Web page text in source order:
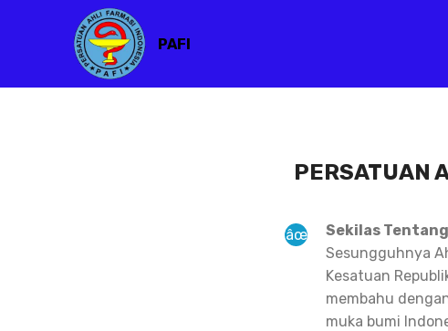
PAFI
PERSATUAN
Sekilas Tentang
Sesungguhnya
Kesatuan
membahu
muka bumi